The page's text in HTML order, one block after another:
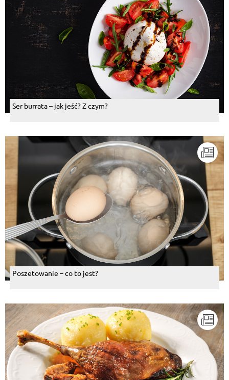
Ser burrata – jak jeść? Z czym?
Poszetowanie – co to jest?